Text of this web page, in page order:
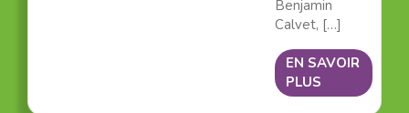
Benjamin
Calvet, […]
EN SAVOIR
PLUS